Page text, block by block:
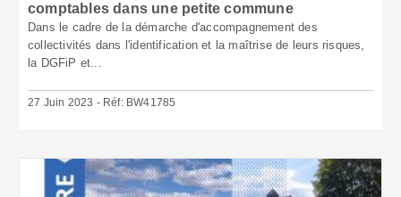
comptables dans une petite commune
Dans le cadre de la démarche d'accompagnement des
collectivités dans l'identification et la maîtrise de leurs risques,
la DGFiP et...
27 Juin 2023 - Réf: BW41785